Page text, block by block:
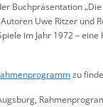
Buchpräsentation
Uwe Ritzer und
im Jahr 1972 –
zu